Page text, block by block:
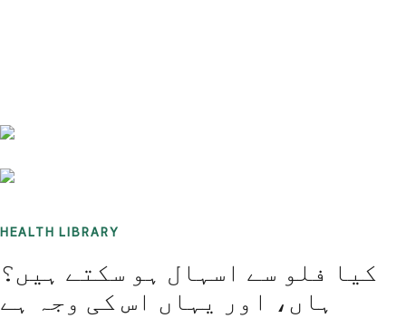
HEALTH LIBRARY
کیا فلو سے اسہال ہو سکتے ہیں؟
ہاں، اور یہاں اس کی وجہ ہے